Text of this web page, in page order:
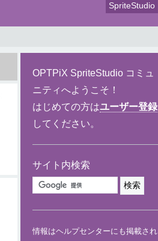
SpriteStudio
OPTPiX SpriteStudio コミュ
ニティへようこそ！
はじめての方はユーザー登録
してください。
サイト内検索
情報はヘルプセンターにも掲載され